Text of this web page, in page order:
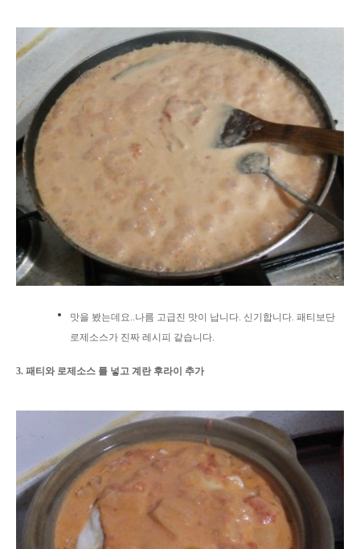
맛을 봤는데요..나름 고급진 맛이 납니다. 신기합니다. 패티보단
로제소스가 진짜 레시피 같습니다.
3. 패티와 로제소스 를 넣고 계란 후라이 추가